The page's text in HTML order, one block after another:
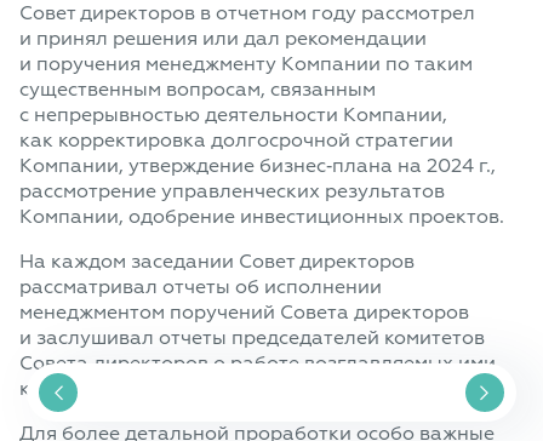
Совет директоров в отчетном году рассмотрел
и принял решения или дал рекомендации
и поручения менеджменту Компании по таким
существенным вопросам, связанным
с непрерывностью деятельности Компании,
как корректировка долгосрочной стратегии
Компании, утверждение бизнес‑плана на 2024 г.,
рассмотрение управленческих результатов
Компании, одобрение инвестиционных проектов.
На каждом заседании Совет директоров
рассматривал отчеты об исполнении
менеджментом поручений Совета директоров
и заслушивал отчеты председателей комитетов
Совета директоров о работе возглавляемых ими
комитетов.
Для более детальной проработки особо важные